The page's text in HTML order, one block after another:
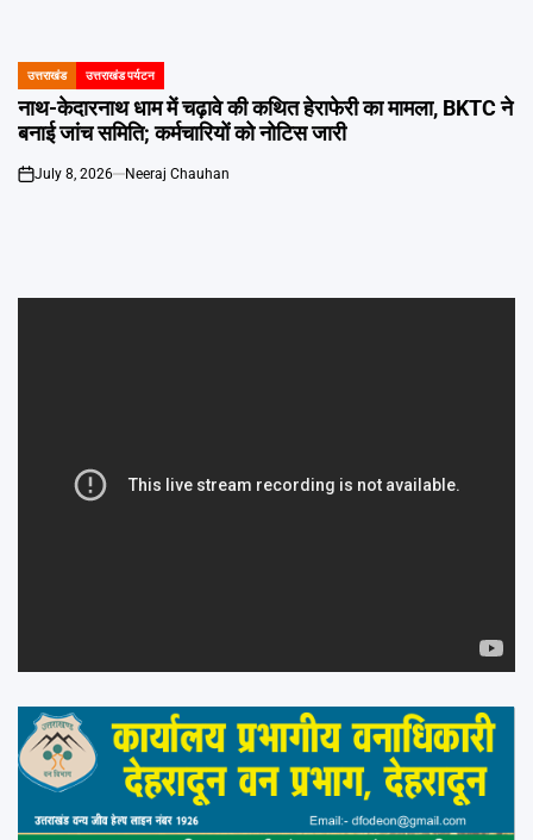
POSTED
IN
उत्तराखंड उत्तराखंड पर्यटन
नाथ-केदारनाथ धाम में चढ़ावे की कथित हेराफेरी का मामला, BKTC ने
बनाई जांच समिति; कर्मचारियों को नोटिस जारी
on
July 8, 2026 Neeraj Chauhan